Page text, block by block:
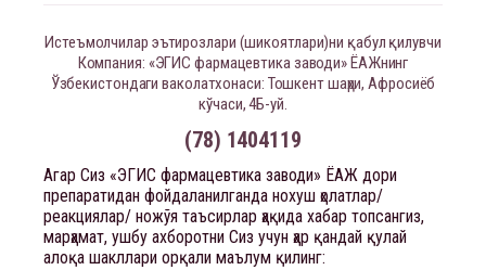
Истеъмолчилар эътирозлари (шикоятлари)ни қабул қилувчи
Компания: «ЭГИС фармацевтика заводи» ЁАЖнинг
Ўзбекистондаги ваколатхонаси: Тошкент шаҳри, Афросиёб
кўчаси, 4Б-уй.
(78) 1404119
Агар Сиз «ЭГИС фармацевтика заводи» ЁАЖ дори
препаратидан фойдаланилганда нохуш ҳолатлар/
реакциялар/ ножўя таъсирлар ҳақида хабар топсангиз,
марҳамат, ушбу ахборотни Сиз учун ҳар қандай қулай
алоқа шакллари орқали маълум қилинг: